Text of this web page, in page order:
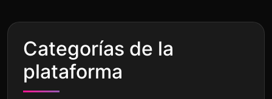
Categorías de la
plataforma